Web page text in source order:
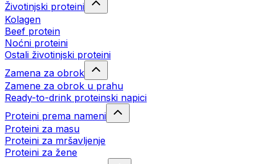
Životinjski proteini
Kolagen
Beef protein
Noćni proteini
Ostali životinjski proteini
Zamena za obrok
Zamene za obrok u prahu
Ready-to-drink proteinski napici
Proteini prema nameni
Proteini za masu
Proteini za mršavljenje
Proteini za žene